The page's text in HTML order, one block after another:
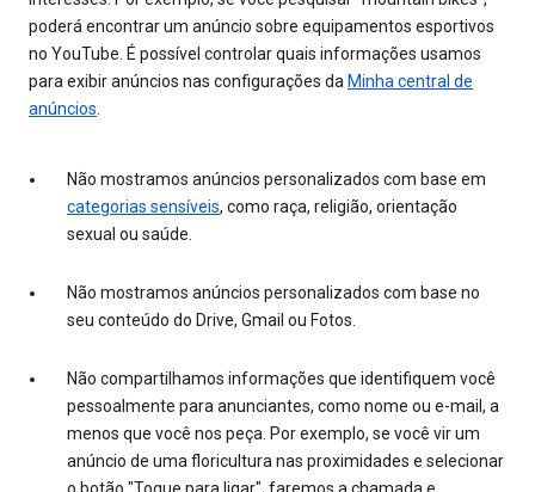
poderá encontrar um anúncio sobre equipamentos esportivos
no YouTube. É possível controlar quais informações usamos
para exibir anúncios nas configurações da Minha central de
anúncios
Não mostramos anúncios personalizados com base em
categorias sensíveis, como raça, religião, orientação
sexual ou saúde.
Não mostramos anúncios personalizados com base no
seu conteúdo do Drive, Gmail ou Fotos.
Não compartilhamos informações que identifiquem você
pessoalmente para anunciantes, como nome ou e-mail, a
menos que você nos peça. Por exemplo, se você vir um
anúncio de uma floricultura nas proximidades e selecionar
o botão "Toque para ligar", faremos a chamada e